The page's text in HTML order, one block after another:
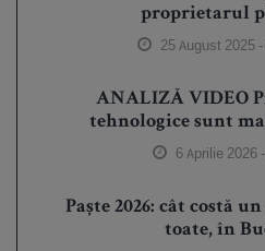
proprietarul
25 August 2025 -
ANALIZĂ VIDEO
tehnologice sunt
6 Aprilie 2026 -
Paște 2026: cât costă
toate, în